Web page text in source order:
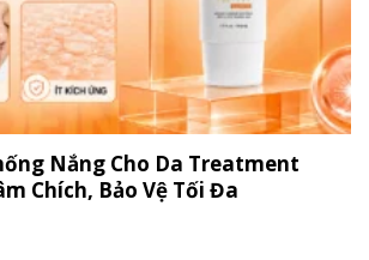
Nắng Cho Da Treatment
Chích, Bảo Vệ Tối Đa